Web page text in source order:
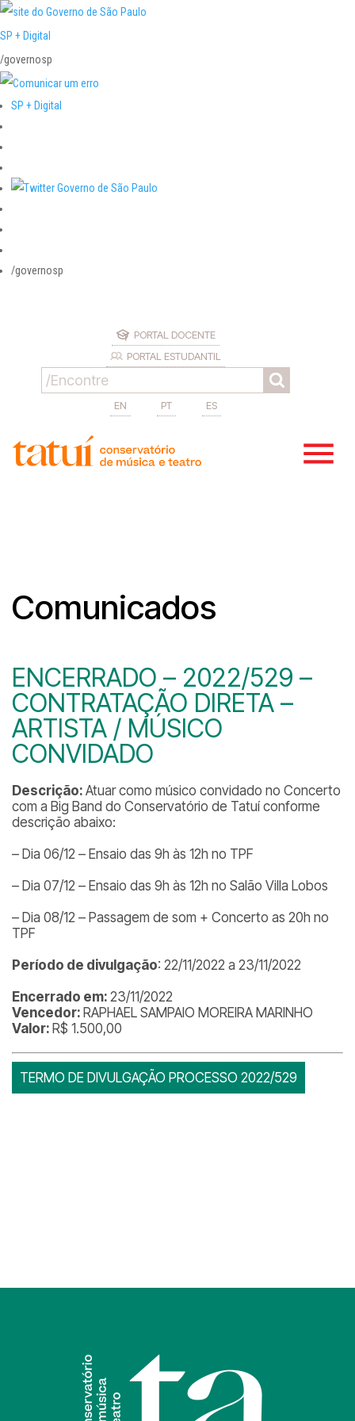
SP + Digital
/governosp
SP + Digital
/governosp
PORTAL DOCENTE
PORTAL ESTUDANTIL
EN PT ES
Comunicados
ENCERRADO – 2022/529 –
CONTRATAÇÃO DIRETA –
ARTISTA / MÚSICO
CONVIDADO
Descrição: Atuar como músico convidado no Concerto
com a Big Band do Conservatório de Tatuí conforme
descrição abaixo:
– Dia 06/12 – Ensaio das 9h às 12h no TPF
– Dia 07/12 – Ensaio das 9h às 12h no Salão Villa Lobos
– Dia 08/12 – Passagem de som + Concerto as 20h no
TPF
Período de divulgação: 22/11/2022 a 23/11/2022
Encerrado em: 23/11/2022
Vencedor: RAPHAEL SAMPAIO MOREIRA MARINHO
Valor: R$ 1.500,00
TERMO DE DIVULGAÇÃO PROCESSO 2022/529